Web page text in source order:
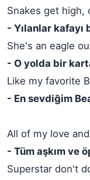
Snakes get high,
- Yılanlar kafayı
She's an eagle
- O yolda bir
Like my favorite
- En sevdiğim
All of my love
- Tüm aşkım ve
Superstar don't